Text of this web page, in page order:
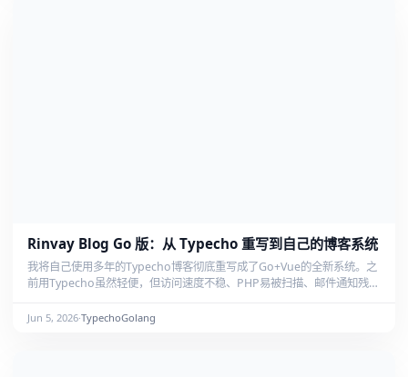
Rinvay Blog Go 版：从 Typecho 重写到自己的博客系统
我将自己使用多年的Typecho博客彻底重写成了Go+Vue的全新系统。之
前用Typecho虽然轻便，但访问速度不稳、PHP易被扫描、邮件通知残
的功能——从写文章、展示、评论处理、邮件通知到部署——整合成一套
Jun 5, 2026·TypechoGolang